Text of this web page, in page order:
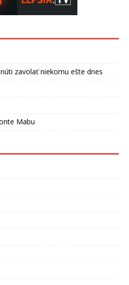
zavolať niekomu ešte dnes
Mabu